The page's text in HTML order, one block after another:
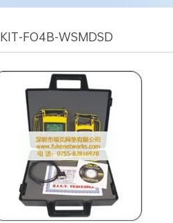
KIT-FO4B-WSMDSD